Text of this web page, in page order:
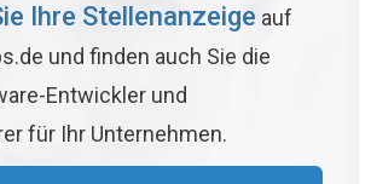
Ihre Stellenanzeige auf
und finden auch Sie die
Entwickler und
für Ihr Unternehmen.